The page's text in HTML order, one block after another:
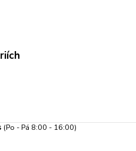
(Po - Pá 8:00 - 16:00)